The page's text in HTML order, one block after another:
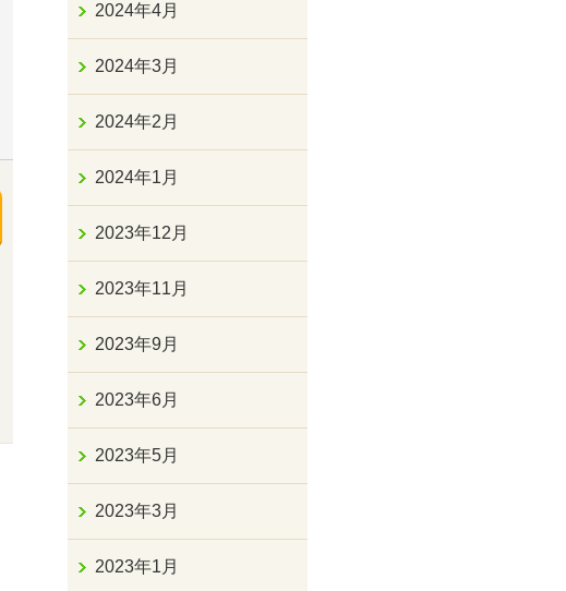
2024年4月
2024年3月
2024年2月
2024年1月
2023年12月
2023年11月
2023年9月
2023年6月
2023年5月
2023年3月
2023年1月